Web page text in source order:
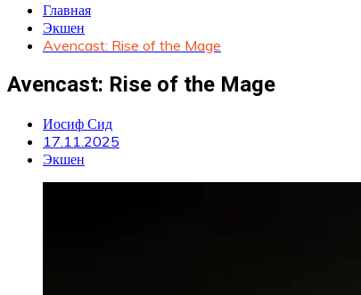
Главная
Экшен
Avencast: Rise of the Mage
Avencast: Rise of the Mage
Иосиф Сид
17.11.2025
Экшен